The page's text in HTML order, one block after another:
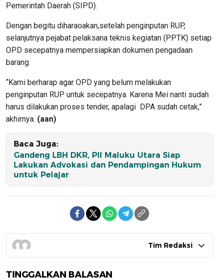
Pemerintah Daerah (SIPD).
Dengan begitu diharaoakan,setelah penginputan RUP,
selanjutnya pejabat pelaksana teknis kegiatan (PPTK) setiap
OPD secepatnya mempersiapkan dokumen pengadaan
barang.
“Kami berharap agar OPD yang belum melakukan
penginputan RUP untuk secepatnya. Karena Mei nanti sudah
harus dilakukan proses tender, apalagi DPA sudah cetak,”
akhirnya. (aan)
Baca Juga:
Gandeng LBH DKR, PII Maluku Utara Siap
Lakukan Advokasi dan Pendampingan Hukum
untuk Pelajar
Tim Redaksi
TINGGALKAN BALASAN